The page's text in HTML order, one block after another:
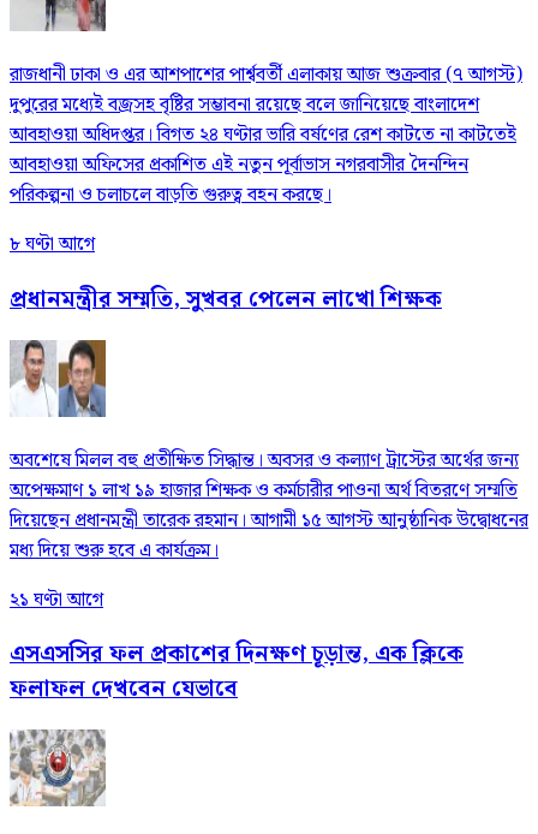
রাজধানী ঢাকা ও এর আশপাশের পার্শ্ববর্তী এলাকায় আজ শুক্রবার (৭ আগস্ট)
দুপুরের মধ্যেই বজ্রসহ বৃষ্টির সম্ভাবনা রয়েছে বলে জানিয়েছে বাংলাদেশ
আবহাওয়া অধিদপ্তর। বিগত ২৪ ঘণ্টার ভারি বর্ষণের রেশ কাটতে না কাটতেই
আবহাওয়া অফিসের প্রকাশিত এই নতুন পূর্বাভাস নগরবাসীর দৈনন্দিন
পরিকল্পনা ও চলাচলে বাড়তি গুরুত্ব বহন করছে।
৮ ঘণ্টা আগে
প্রধানমন্ত্রীর সম্মতি, সুখবর পেলেন লাখো শিক্ষক
অবশেষে মিলল বহু প্রতীক্ষিত সিদ্ধান্ত। অবসর ও কল্যাণ ট্রাস্টের অর্থের জন্য
অপেক্ষমাণ ১ লাখ ১৯ হাজার শিক্ষক ও কর্মচারীর পাওনা অর্থ বিতরণে সম্মতি
দিয়েছেন প্রধানমন্ত্রী তারেক রহমান। আগামী ১৫ আগস্ট আনুষ্ঠানিক উদ্বোধনের
মধ্য দিয়ে শুরু হবে এ কার্যক্রম।
২১ ঘণ্টা আগে
এসএসসির ফল প্রকাশের দিনক্ষণ চূড়ান্ত, এক ক্লিকে
ফলাফল দেখবেন যেভাবে